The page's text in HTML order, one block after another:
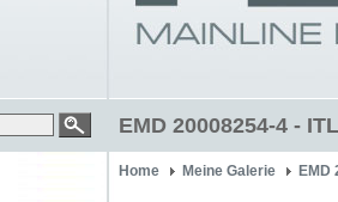
EMD 20008254-4 -
Home Meine Galerie EMD